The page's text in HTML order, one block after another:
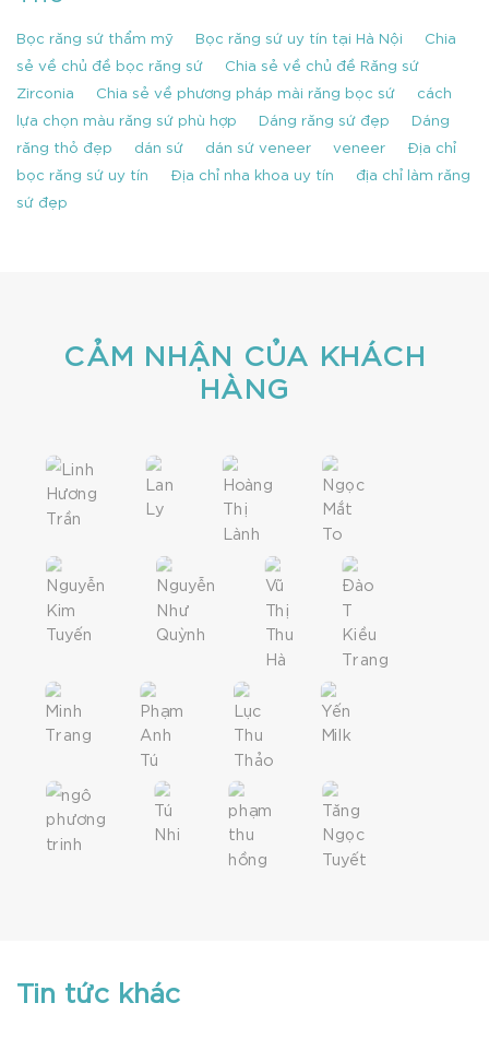
Bọc răng sứ thẩm mỹ Bọc răng sứ uy tín tại Hà Nội
Chia
sẻ về chủ đề bọc răng sứ
Chia sẻ về chủ đề Răng sứ
Zirconia
Chia sẻ về phương pháp mài răng bọc sứ
cách
lựa chọn màu răng sứ phù hợp
Dáng răng sứ đẹp
Dáng
răng thỏ đẹp
dán sứ dán sứ veneer veneer
Địa chỉ
bọc răng sứ uy tín
Địa chỉ nha khoa uy tín
địa chỉ làm răng
sứ đẹp
CẢM NHẬN CỦA KHÁCH
HÀNG
Tin tức khác